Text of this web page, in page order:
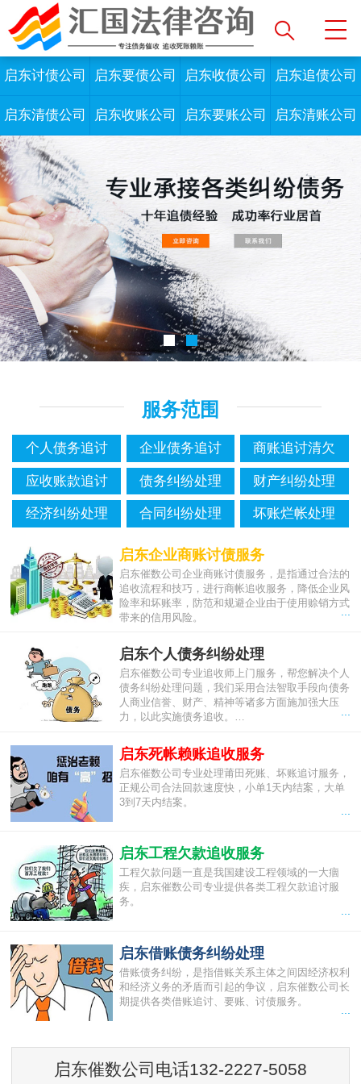
启东讨债公司 启东要债公司 启东收债公司 启东追债公司
启东清债公司 启东收账公司 启东要账公司 启东清账公司
服务范围
个人债务追讨 企业债务追讨 商账追讨清欠
应收账款追讨 债务纠纷处理 财产纠纷处理
经济纠纷处理 合同纠纷处理 坏账烂帐处理
启东企业商账讨债服务
启东催数公司企业商账讨债服务，是指通过合法的
追收流程和技巧，进行商帐追收服务，降低企业风
险率和坏账率，防范和规避企业由于使用赊销方式
带来的信用风险。
...
启东个人债务纠纷处理
启东催数公司专业追收师上门服务，帮您解决个人
债务纠纷处理问题，我们采用合法智取手段向债务
人商业信誉、财产、精神等诸多方面施加强大压
力，以此实施债务追收。…
启东死帐赖账追收服务
启东催数公司专业处理莆田死账、坏账追讨服务，
正规公司合法回款速度快，小单1天内结案，大单
3到7天内结案。
...
启东工程欠款追收服务
工程欠款问题一直是我国建设工程领域的一大痼
疾，启东催数公司专业提供各类工程欠款追讨服
务。
启东借账债务纠纷处理
借账债务纠纷，是指借账关系主体之间因经济权利
和经济义务的矛盾而引起的争议，启东催数公司长
期提供各类借账追讨、要账、讨债服务。
...
启东催数公司电话132-2227-5058